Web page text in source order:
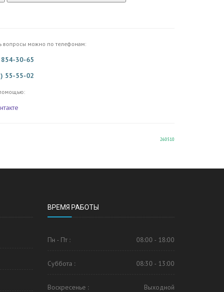
вопросы можно по телефонам:
30-65
55-55-02
260510
ВРЕМЯ РАБОТЫ
Пн - Пт : 08:00 - 18:00
Суббота : 08:30 - 13:00
Воскресенье : Выходной